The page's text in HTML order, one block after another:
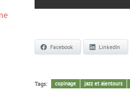
Facebook LinkedIn
Tags: copinage jazz et alentours